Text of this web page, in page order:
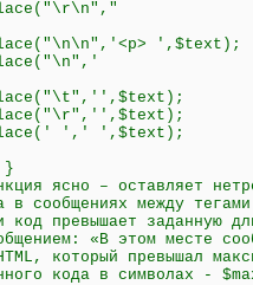
',$text);
',' ',$text);
}
ясно – оставляет
в сообщениях между
превышает заданную
«В этом месте
который превышал
кода в символах -